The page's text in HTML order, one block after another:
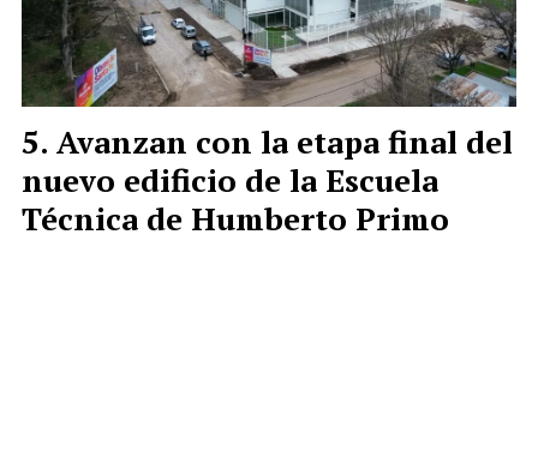
Avanzan con la etapa final del
nuevo edificio de la Escuela
Técnica de Humberto Primo